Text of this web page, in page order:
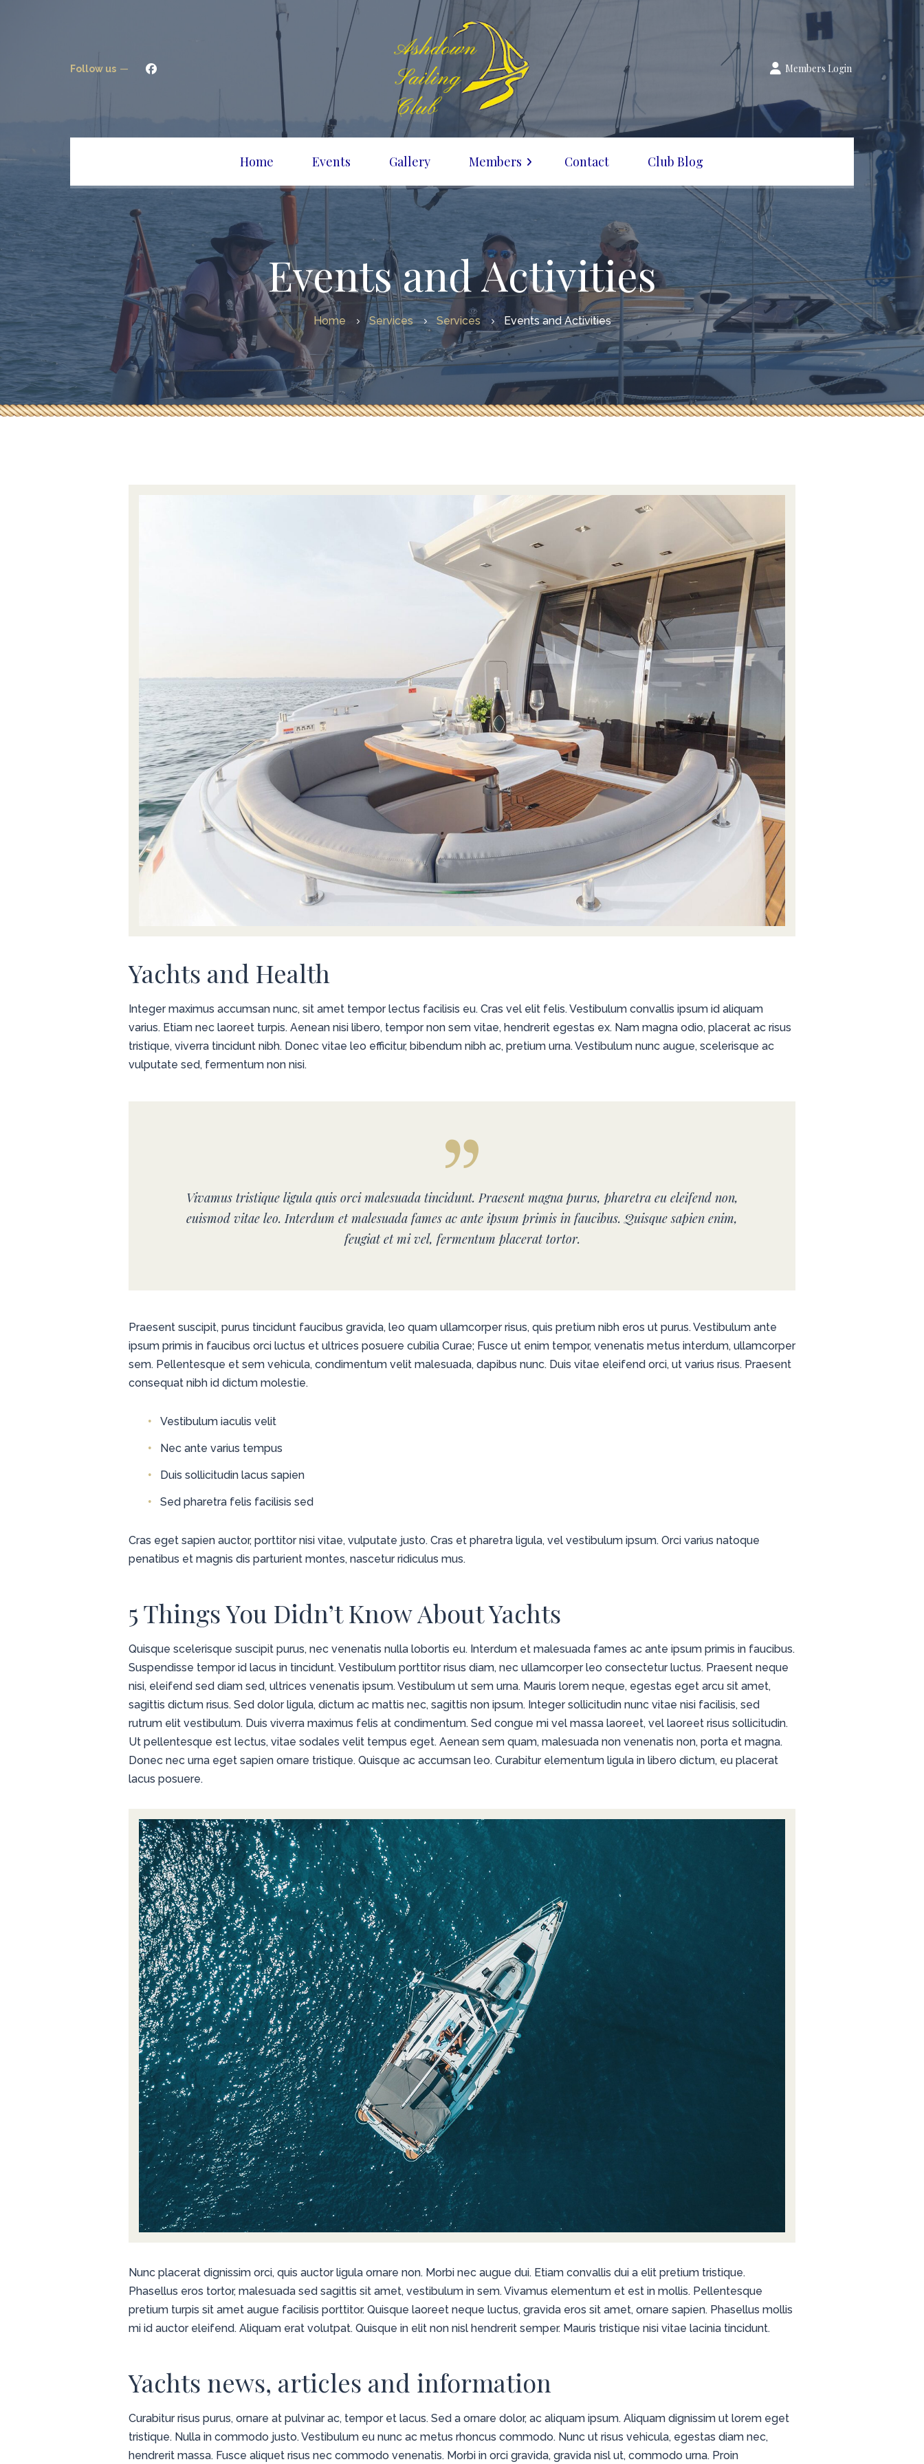
Follow us Members Login
Home Events Gallery Members
Bosun’s Locker
Member’s Boats
Admin Stuff
Committee Members
Training
Contact Club Blog
Events and Activities
Home Services Services Events and Activities
Yachts and Health
Integer maximus accumsan nunc, sit amet tempor lectus facilisis eu. Cras vel elit felis. Vestibulum convallis ipsum id aliquam
varius. Etiam nec laoreet turpis. Aenean nisi libero, tempor non sem vitae, hendrerit egestas ex. Nam magna odio, placerat ac risus
tristique, viverra tincidunt nibh. Donec vitae leo efficitur, bibendum nibh ac, pretium urna. Vestibulum nunc augue, scelerisque ac
vulputate sed, fermentum non nisi.
Vivamus tristique ligula quis orci malesuada tincidunt. Praesent magna purus, pharetra eu eleifend non,
euismod vitae leo. Interdum et malesuada fames ac ante ipsum primis in faucibus. Quisque sapien enim,
feugiat et mi vel, fermentum placerat tortor.
Praesent suscipit, purus tincidunt faucibus gravida, leo quam ullamcorper risus, quis pretium nibh eros ut purus. Vestibulum ante
ipsum primis in faucibus orci luctus et ultrices posuere cubilia Curae; Fusce ut enim tempor, venenatis metus interdum, ullamcorper
sem. Pellentesque et sem vehicula, condimentum velit malesuada, dapibus nunc. Duis vitae eleifend orci, ut varius risus. Praesent
consequat nibh id dictum molestie.
Vestibulum iaculis velit
Nec ante varius tempus
Duis sollicitudin lacus sapien
Sed pharetra felis facilisis sed
Cras eget sapien auctor, porttitor nisi vitae, vulputate justo. Cras et pharetra ligula, vel vestibulum ipsum. Orci varius natoque
penatibus et magnis dis parturient montes, nascetur ridiculus mus.
5 Things You Didn’t Know About Yachts
Quisque scelerisque suscipit purus, nec venenatis nulla lobortis eu. Interdum et malesuada fames ac ante ipsum primis in faucibus.
Suspendisse tempor id lacus in tincidunt. Vestibulum porttitor risus diam, nec ullamcorper leo consectetur luctus. Praesent neque
nisi, eleifend sed diam sed, ultrices venenatis ipsum. Vestibulum ut sem urna. Mauris lorem neque, egestas eget arcu sit amet,
sagittis dictum risus. Sed dolor ligula, dictum ac mattis nec, sagittis non ipsum. Integer sollicitudin nunc vitae nisi facilisis, sed
rutrum elit vestibulum. Duis viverra maximus felis at condimentum. Sed congue mi vel massa laoreet, vel laoreet risus sollicitudin.
Ut pellentesque est lectus, vitae sodales velit tempus eget. Aenean sem quam, malesuada non venenatis non, porta et magna.
Donec nec urna eget sapien ornare tristique. Quisque ac accumsan leo. Curabitur elementum ligula in libero dictum, eu placerat
lacus posuere.
Nunc placerat dignissim orci, quis auctor ligula ornare non. Morbi nec augue dui. Etiam convallis dui a elit pretium tristique.
Phasellus eros tortor, malesuada sed sagittis sit amet, vestibulum in sem. Vivamus elementum et est in mollis. Pellentesque
pretium turpis sit amet augue facilisis porttitor. Quisque laoreet neque luctus, gravida eros sit amet, ornare sapien. Phasellus mollis
mi id auctor eleifend. Aliquam erat volutpat. Quisque in elit non nisl hendrerit semper. Mauris tristique nisi vitae lacinia tincidunt.
Yachts news, articles and information
Curabitur risus purus, ornare at pulvinar ac, tempor et lacus. Sed a ornare dolor, ac aliquam ipsum. Aliquam dignissim ut lorem eget
tristique. Nulla in commodo justo. Vestibulum eu nunc ac metus rhoncus commodo. Nunc ut risus vehicula, egestas diam nec,
hendrerit massa. Fusce aliquet risus nec commodo venenatis. Morbi in orci gravida, gravida nisl ut, commodo urna. Proin